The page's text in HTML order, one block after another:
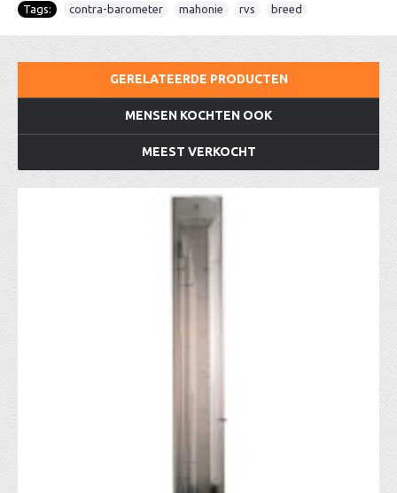
Tags: contra-barometer mahonie rvs breed
GERELATEERDE PRODUCTEN
MENSEN KOCHTEN OOK
MEEST VERKOCHT